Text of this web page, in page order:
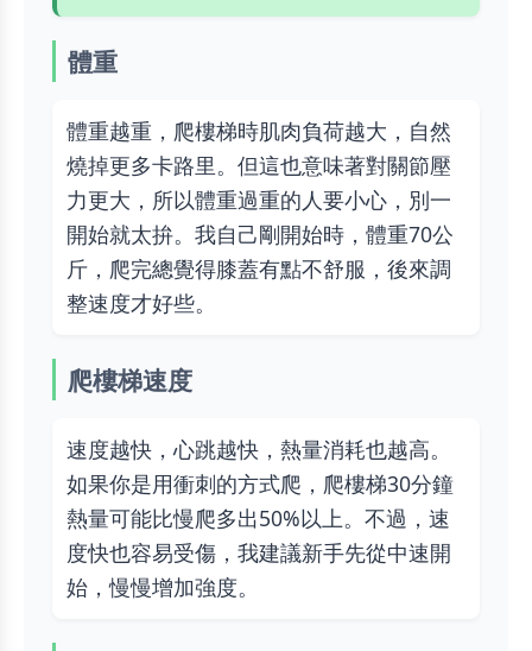
體重
體重越重，爬樓梯時肌肉負荷越大，自然
燒掉更多卡路里。但這也意味著對關節壓
力更大，所以體重過重的人要小心，別一
開始就太拚。我自己剛開始時，體重70公
斤，爬完總覺得膝蓋有點不舒服，後來調
整速度才好些。
爬樓梯速度
速度越快，心跳越快，熱量消耗也越高。
如果你是用衝刺的方式爬，爬樓梯30分鐘
熱量可能比慢爬多出50%以上。不過，速
度快也容易受傷，我建議新手先從中速開
始，慢慢增加強度。